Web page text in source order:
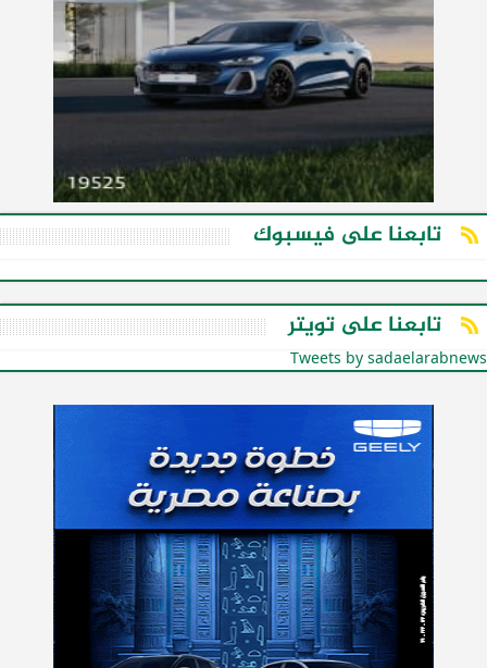
تابعنا على فيسبوك
تابعنا على تويتر
Tweets by sadaelarabnews